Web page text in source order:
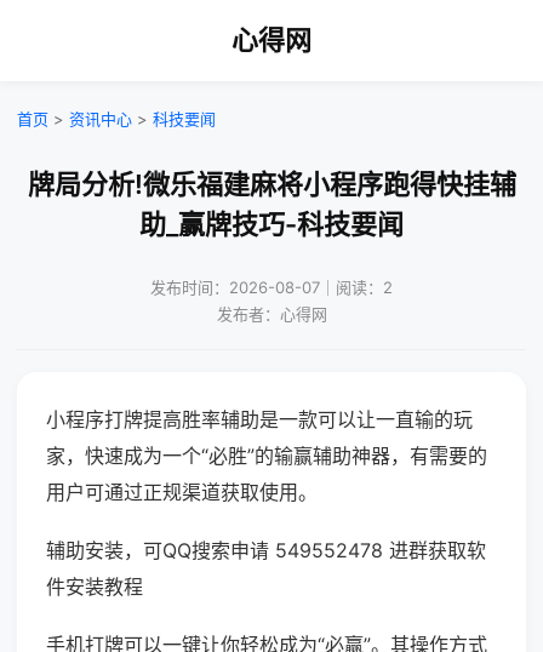
心得网
首页 > 资讯中心 > 科技要闻
牌局分析!微乐福建麻将小程序跑得快挂辅
助_赢牌技巧-科技要闻
发布时间：2026-08-07｜阅读：2
发布者：心得网
小程序打牌提高胜率辅助是一款可以让一直输的玩
家，快速成为一个“必胜”的输赢辅助神器，有需要的
用户可通过正规渠道获取使用。
辅助安装，可QQ搜索申请 549552478 进群获取软
件安装教程
手机打牌可以一键让你轻松成为“必赢”。其操作方式